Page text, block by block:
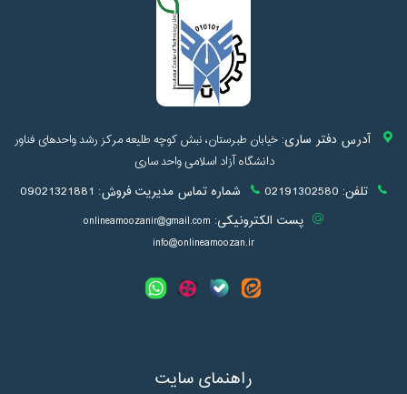
آدرس دفتر ساری:خیابان طبرستان، نبش کوچه طلیعه مرکز رشد واحدهای فناور
دانشگاه آزاد اسلامی واحد ساری
تلفن: 02191302580 شماره تماس مدیریت فروش: 09021321881
پست الکترونیکی: onlineamoozanir@gmail.com
info@onlineamoozan.ir
راهنمای سایت